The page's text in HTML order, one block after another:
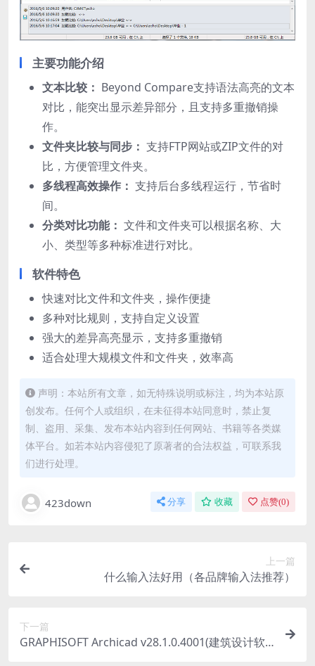
主要功能介绍
文本比较： Beyond Compare支持语法高亮的文本
对比，能突出显示差异部分，且支持多重撤销操
作。
文件夹比较与同步： 支持FTP网站或ZIP文件的对
比，方便管理文件夹。
多线程高效操作： 支持后台多线程运行，节省时
间。
分类对比功能： 文件和文件夹可以根据名称、大
小、类型等多种标准进行对比。
软件特色
快速对比文件和文件夹，操作便捷
多种对比规则，支持自定义设置
强大的差异高亮显示，支持多重撤销
适合处理大规模文件和文件夹，效率高
声明：本站所有文章，如无特殊说明或标注，均为本站原
创发布。任何个人或组织，在未征得本站同意时，禁止复
制、盗用、采集、发布本站内容到任何网站、书籍等各类媒
体平台。如若本站内容侵犯了原著者的合法权益，可联系我
们进行处理。
423down 分享 收藏 点赞(0)
上一篇
什么输入法好用（各品牌输入法推荐）
下一篇
GRAPHISOFT Archicad v28.1.0.4001(建筑设计软